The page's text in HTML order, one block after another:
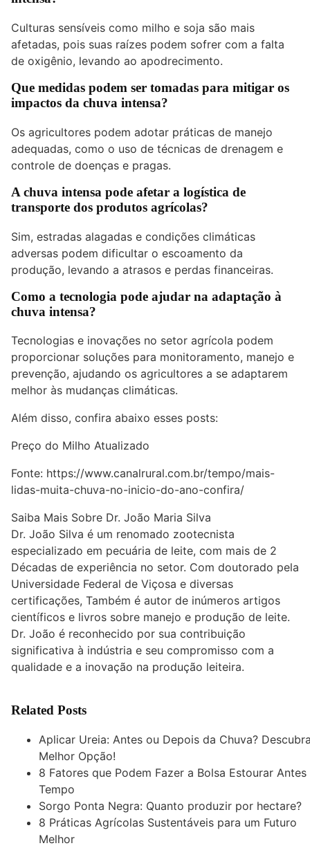
Culturas sensíveis como milho e soja são mais
afetadas, pois suas raízes podem sofrer com a falta
de oxigênio, levando ao apodrecimento.
Que medidas podem ser tomadas para mitigar os
impactos da chuva intensa?
Os agricultores podem adotar práticas de manejo
adequadas, como o uso de técnicas de drenagem e
controle de doenças e pragas.
A chuva intensa pode afetar a logística de
transporte dos produtos agrícolas?
Sim, estradas alagadas e condições climáticas
adversas podem dificultar o escoamento da
produção, levando a atrasos e perdas financeiras.
Como a tecnologia pode ajudar na adaptação à
chuva intensa?
Tecnologias e inovações no setor agrícola podem
proporcionar soluções para monitoramento, manejo e
prevenção, ajudando os agricultores a se adaptarem
melhor às mudanças climáticas.
Além disso, confira abaixo esses posts:
Preço do Milho Atualizado
Fonte: https://www.canalrural.com.br/tempo/mais-
lidas-muita-chuva-no-inicio-do-ano-confira/
Saiba Mais Sobre Dr. João Maria Silva
Dr. João Silva é um renomado zootecnista
especializado em pecuária de leite, com mais de 2
Décadas de experiência no setor. Com doutorado pela
Universidade Federal de Viçosa e diversas
certificações, Também é autor de inúmeros artigos
científicos e livros sobre manejo e produção de leite.
Dr. João é reconhecido por sua contribuição
significativa à indústria e seu compromisso com a
qualidade e a inovação na produção leiteira.
Related Posts
Aplicar Ureia: Antes ou Depois da Chuva?
Melhor Opção!
8 Fatores que Podem Fazer a Bolsa Estourar
Tempo
Sorgo Ponta Negra: Quanto produzir por hectare?
8 Práticas Agrícolas Sustentáveis para um Futuro
Melhor